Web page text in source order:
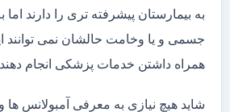
به بیمارستان پیشرفته تری را دارند اما
جسمی و یا وخامت حالشان نمی توانند
همراه داشتن خدمات پزشکی انجام
شاید هیچ نیازی به معرفی آمبولانس